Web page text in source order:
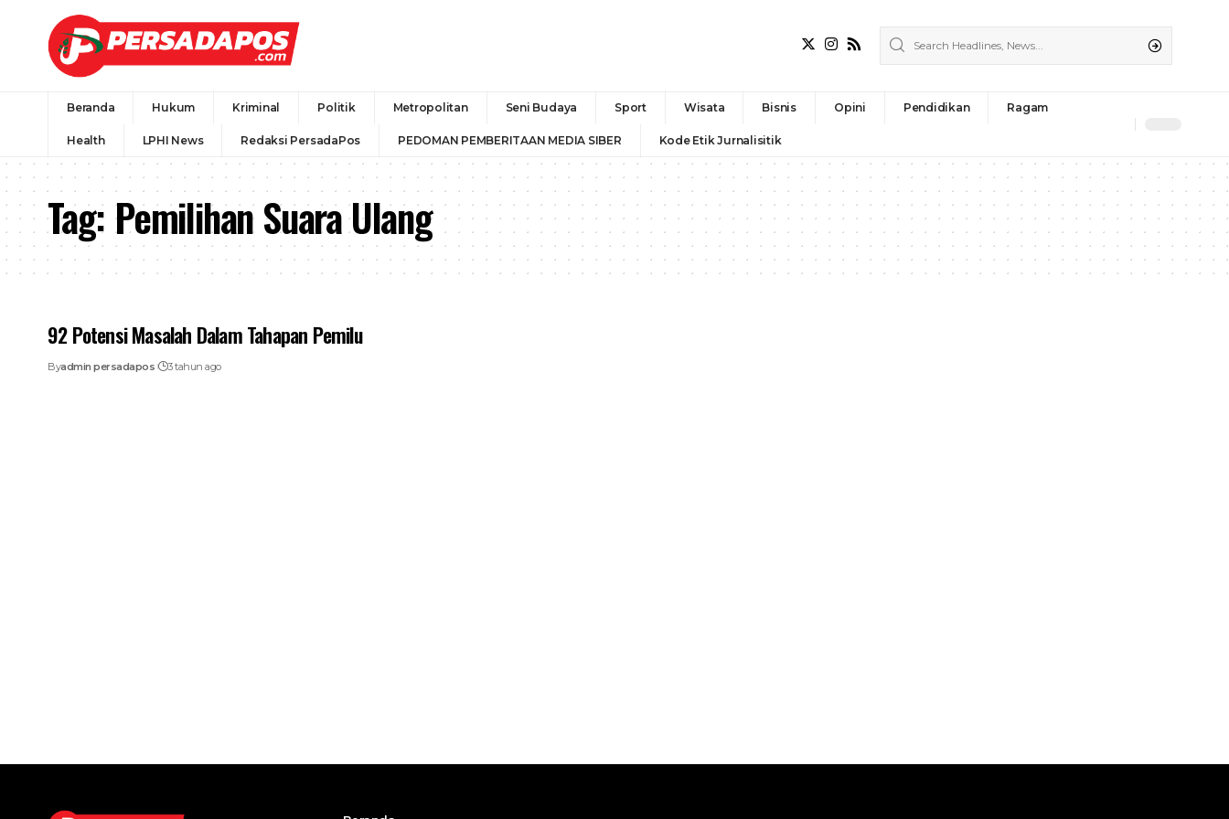
Beranda Hukum Kriminal Politik Metropolitan Seni Budaya Sport Wisata Bisnis Opini Pendidikan Ragam
Health LPHI News Redaksi PersadaPos PEDOMAN PEMBERITAAN MEDIA SIBER Kode Etik Jurnalisitik
Tag:Pemilihan Suara Ulang
92 Potensi Masalah Dalam Tahapan Pemilu
Byadmin persadapos 3 tahun ago